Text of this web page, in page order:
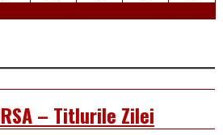
– Titlurile Zilei